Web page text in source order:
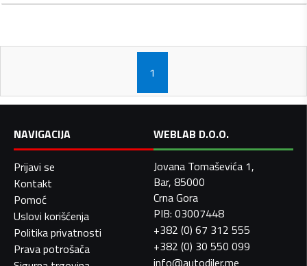
1
NAVIGACIJA
Prijavi se
Kontakt
Pomoć
Uslovi korišćenja
Politika privatnosti
Prava potrošača
WEBLAB D.O.O.
Jovana Tomaševića 1,
Bar, 85000
Crna Gora
PIB: 03007448
+382 (0) 67 312 555
+382 (0) 30 550 099
info@autodiler.me